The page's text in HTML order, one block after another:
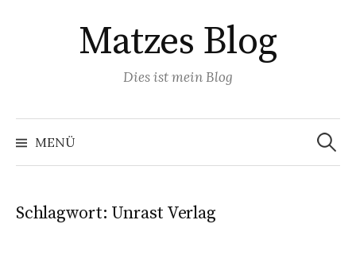
Matzes Blog
Dies ist mein Blog
MENÜ
Suchen
nach:
Schlagwort: Unrast Verlag